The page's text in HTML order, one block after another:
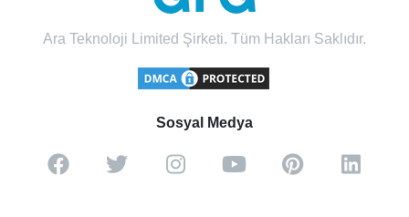
Ara Teknoloji Limited Şirketi. Tüm Hakları Saklıdır.
Sosyal Medya